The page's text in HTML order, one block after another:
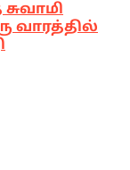
வாரத்தில்